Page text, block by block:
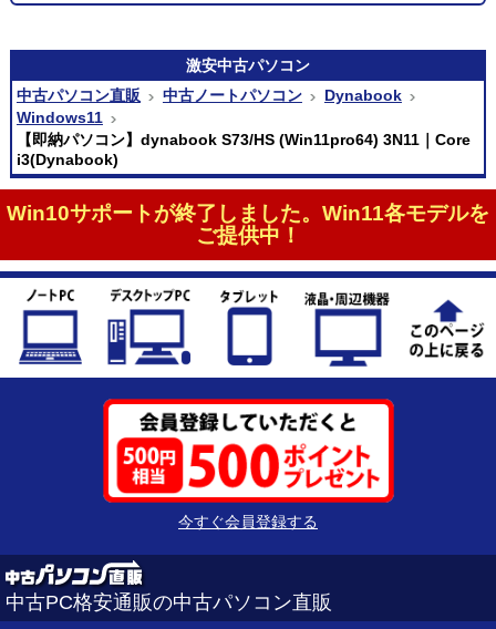
激安中古パソコン
中古パソコン直販
中古ノートパソコン
Dynabook
Windows11
【即納パソコン】dynabook S73/HS (Win11pro64) 3N11｜Core
i3(Dynabook)
Win10サポートが終了しました。Win11各モデルを
ご提供中！
今すぐ会員登録する
中古PC格安通販の中古パソコン直販